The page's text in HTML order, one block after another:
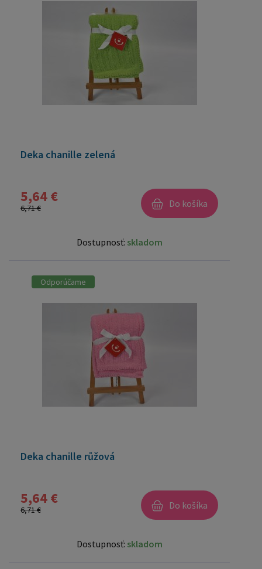
Deka chanille zelená
5,64 €
6,71 € Do košíka
Dostupnosť: skladom
Odporúčame
Deka chanille růžová
5,64 €
6,71 € Do košíka
Dostupnosť: skladom